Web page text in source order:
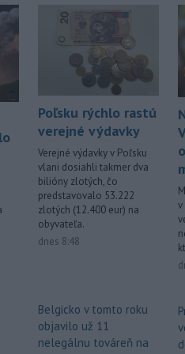
ktoré
plne
Poľsku rýchlo rastú
verejné výdavky
Verejné výdavky v Poľsku
vlani dosiahli takmer dva
bilióny zlotých, čo
predstavovalo 53.222
zlotých (12.400 eur) na
obyvateľa.
dnes 8:48
Belgicko v tomto roku
objavilo už 11
nelegálnu továreň na
v